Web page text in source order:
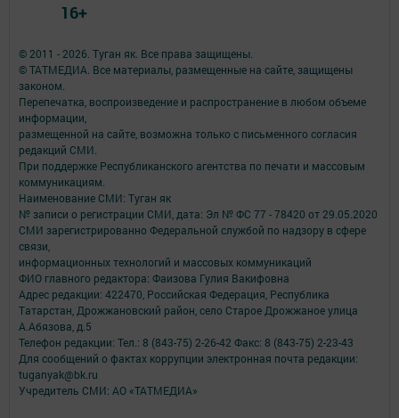
© 2011 - 2026. Туган як. Все права защищены.
© ТАТМЕДИА. Все материалы, размещенные на сайте, защищены
законом.
Перепечатка, воспроизведение и распространение в любом объеме
информации,
размещенной на сайте, возможна только с письменного согласия
редакций СМИ.
При поддержке Республиканского агентства по печати и массовым
коммуникациям.
Наименование СМИ: Туган як
№ записи о регистрации СМИ, дата: Эл № ФС 77 - 78420 от 29.05.2020
СМИ зарегистрированно Федеральной службой по надзору в сфере
связи,
информационных технологий и массовых коммуникаций
ФИО главного редактора: Фаизова Гулия Вакифовна
Адрес редакции: 422470, Российская Федерация, Республика
Татарстан, Дрожжановский район, село Старое Дрожжаное улица
А.Абязова, д.5
Телефон редакции: Тел.: 8 (843-75) 2-26-42 Факс: 8 (843-75) 2-23-43
Для сообщений о фактах коррупции электронная почта редакции:
tuganyak@bk.ru
Учредитель СМИ: АО «ТАТМЕДИА»
16+